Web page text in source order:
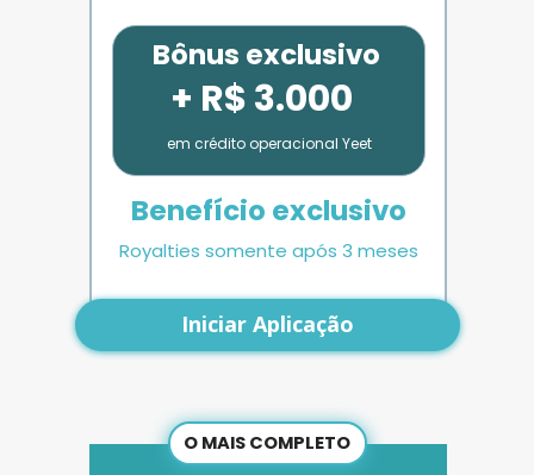
O MAIS COMPLETO
Iniciar Aplicação
Bônus exclusivo
+ R$ 3.000
em crédito operacional Yeet
Benefício exclusivo
Royalties somente após 3 meses